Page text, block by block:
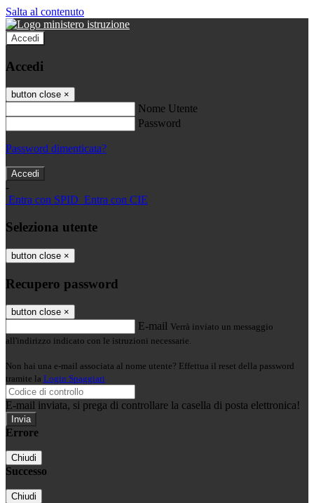
Salta al contenuto
Accedi
Accedi
button close ×
Nome Utente
Password
Password dimenticata?
-
Entra con SPID Entra con CIE
Seleziona utente
button close ×
Recupero password
button close ×
E-mail Verrà inviato un messaggio
all'indirizzo indicato con le istruzioni necessarie.
Non hai una e-mail associata al nome utente? Effettua il reset della password
tramite la Login Spaggiari
E-mail inviata, si prega di controllare la casella di posta elettronica!
Errore
Chiudi
Successo
Chiudi